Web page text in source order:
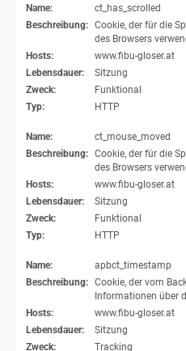
Name:
ct_has_scrolled
Beschreibung: Cookie, der für die
des Browsers
Hosts:
www.fibu-gloser.at
Lebensdauer:
Sitzung
Zweck:
Funktional
Typ:
HTTP
Name:
ct_mouse_moved
Beschreibung: Cookie, der für die
des Browsers
Hosts:
www.fibu-gloser.at
Lebensdauer:
Sitzung
Zweck:
Funktional
Typ:
HTTP
Name:
apbct_timestamp
Beschreibung: Cookie, der vom
Informationen über
Hosts:
www.fibu-gloser.at
Lebensdauer:
Sitzung
Zweck:
Tracking